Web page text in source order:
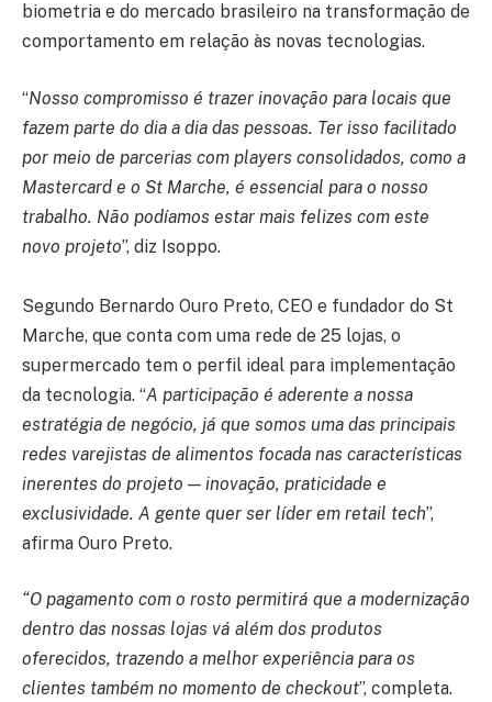
biometria e do mercado brasileiro na transformação de
comportamento em relação às novas tecnologias.
“Nosso compromisso é trazer inovação para locais que
fazem parte do dia a dia das pessoas. Ter isso facilitado
por meio de parcerias com players consolidados, como a
Mastercard e o St Marche, é essencial para o nosso
trabalho. Não podíamos estar mais felizes com este
novo projeto”, diz Isoppo.
Segundo Bernardo Ouro Preto, CEO e fundador do St
Marche, que conta com uma rede de 25 lojas, o
supermercado tem o perfil ideal para implementação
da tecnologia. “A participação é aderente a nossa
estratégia de negócio, já que somos uma das principais
redes varejistas de alimentos focada nas características
inerentes do projeto — inovação, praticidade e
exclusividade. A gente quer ser líder em retail tech”,
afirma Ouro Preto.
“O pagamento com o rosto permitirá que a modernização
dentro das nossas lojas vá além dos produtos
oferecidos, trazendo a melhor experiência para os
clientes também no momento de checkout”, completa.